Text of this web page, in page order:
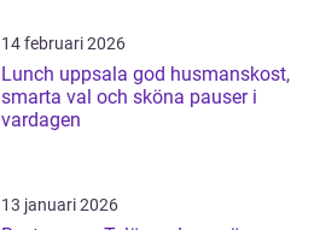
14 februari 2026
Lunch uppsala god husmanskost,
smarta val och sköna pauser i
vardagen
13 januari 2026